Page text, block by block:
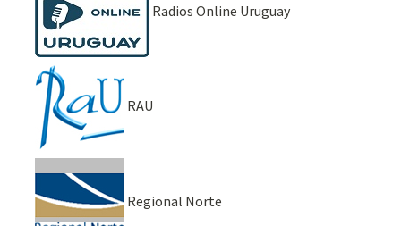
Radios Online Uruguay
RAU
Regional Norte